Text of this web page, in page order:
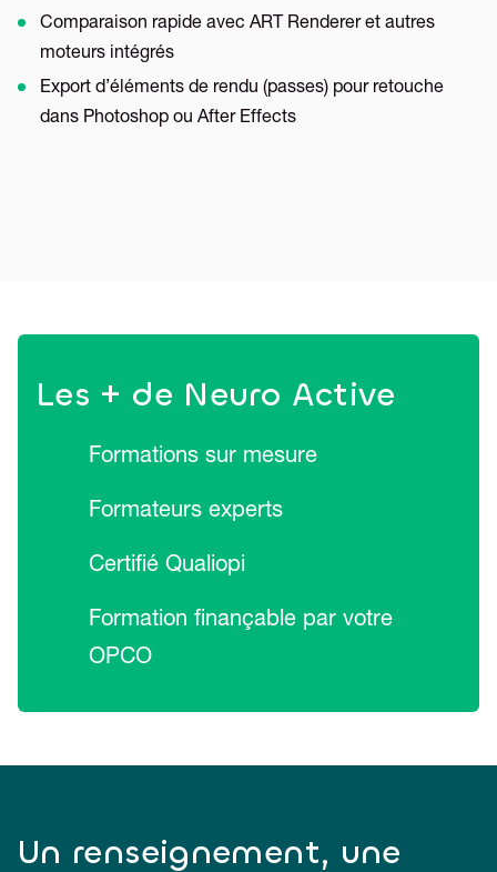
Comparaison rapide avec ART Renderer et autres
moteurs intégrés
Export d’éléments de rendu (passes) pour retouche
dans Photoshop ou After Effects
Les + de Neuro Active
Formations sur mesure
Formateurs experts
Certifié Qualiopi
Formation finançable par votre
OPCO
Un renseignement, une